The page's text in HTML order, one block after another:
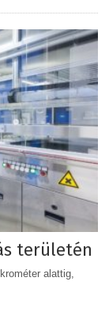
területén
alattig,